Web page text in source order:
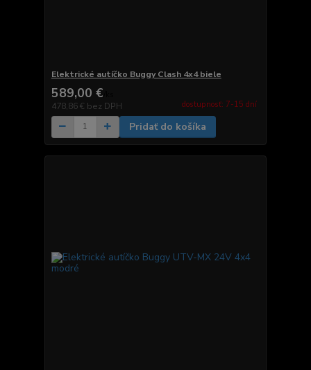
Elektrické autíčko Buggy Clash 4x4 biele
589,00 €
478,86 € bez DPH dostupnosť: 7-15 dní
Pridať do košíka